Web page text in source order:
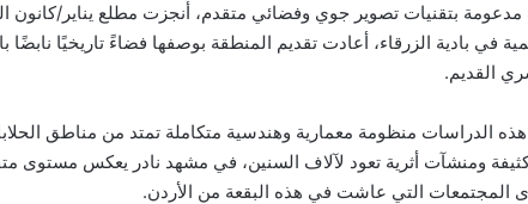
في بادية الزرقاء، أعادت تقديم المنطقة بوصفها فضاءً تاريخيًا نابضًا
القديم.
الدراسات منظومة معمارية وهندسية متكاملة تمتد من مناطق
ومنشآت أثرية تعود لآلاف السنين، في مشهد نادر يعكس مستوى
المجتمعات التي عاشت في هذه البقعة من الأردن.